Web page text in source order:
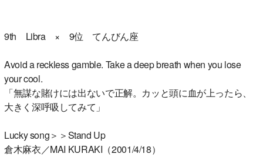
9th Libra × 9位 てんびん座
Avoid a reckless gamble. Take a deep breath when you lose
your cool.
「無謀な賭けには出ないで正解。カッと頭に血が上ったら、
大きく深呼吸してみて」
Lucky song＞＞Stand Up
倉木麻衣／MAI KURAKI（2001/4/18）